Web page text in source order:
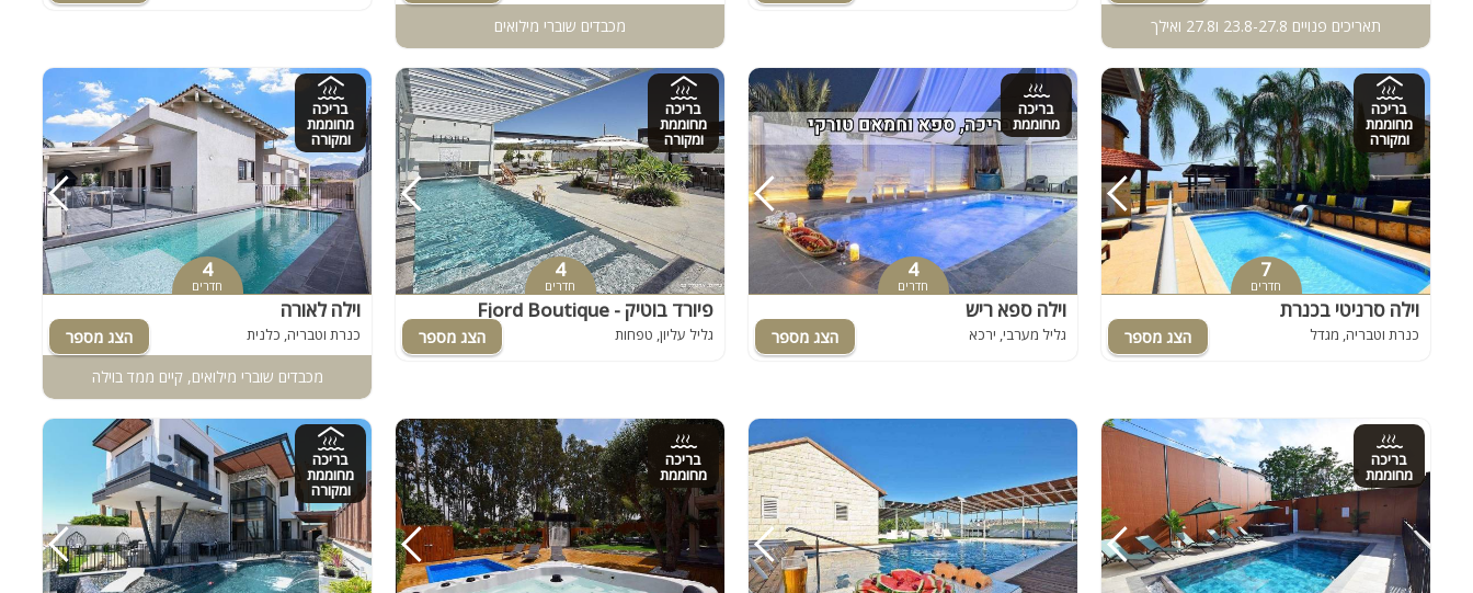
תאריכים פנויים 23.8-27.8 ו27.8 ואילך מכבדים שוברי מילואים
בריכה
מחוממת
ומקורה
7
חדרים
וילה סרניטי בכנרת
כנרת וטבריה, מגדל
בריכה
מחוממת
4
חדרים
וילה ספא ריש
גליל מערבי, ירכא
בריכה
מחוממת
ומקורה
4
חדרים
פיורד בוטיק - Fjord Boutique
גליל עליון, טפחות
בריכה
מחוממת
ומקורה
4
חדרים
וילה לאורה
כנרת וטבריה, כלנית
מכבדים שוברי מילואים, קיים ממד בוילה
בריכה
מחוממת
בריכה
מחוממת
בריכה
מחוממת
ומקורה